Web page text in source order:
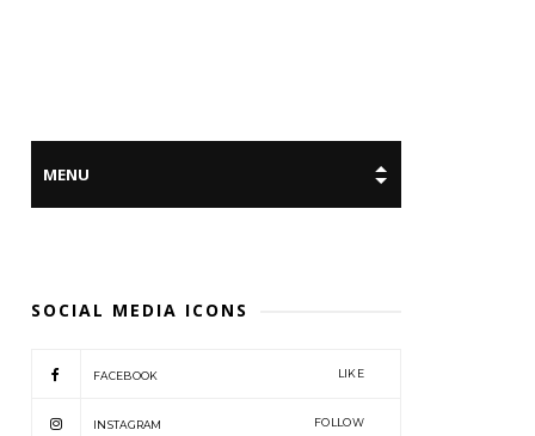
SOCIAL MEDIA ICONS
FACEBOOK LIKE
INSTAGRAM FOLLOW